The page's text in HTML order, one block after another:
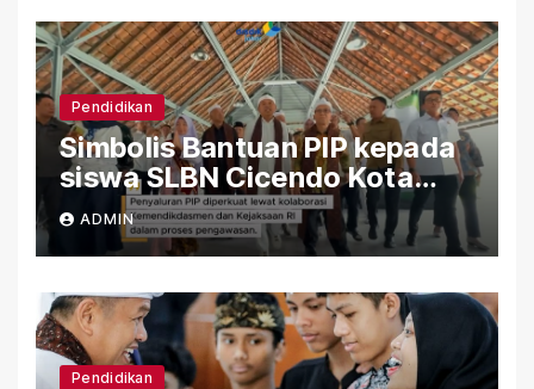
Pendidikan
Simbolis Bantuan PIP kepada
siswa SLBN Cicendo Kota
Bandung
ADMIN
Pendidikan